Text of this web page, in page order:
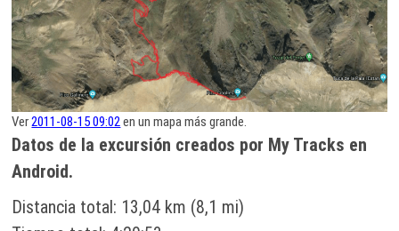
Ver2011-08-15 09:02en un mapa más grande.
Datos de la excursión creados por My Tracks en
Android.
Distancia total: 13,04 km (8,1 mi)